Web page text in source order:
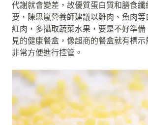
代謝就會變差，故優質蛋白質和膳食纖
要，陳思嵐營養師建議以雞肉、魚肉等
紅肉，多攝取蔬菜水果，要是不好準備
見的健康餐盒，像超商的餐盒就有標示
非常方便進行控管。